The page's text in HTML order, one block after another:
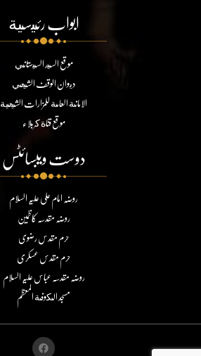
ابواب رئيسية
موقع السيد السيستاني
ديوان الوقف الشيعي
الامانة العامة للمزارات الشيعية
موقع قناة كربلاء
دوست ویبسائٹس
روضہ امام علی علیہ السلام
روضہ مقدسہ کاظمین
حرم مقدس رضوی
حرم مقدس عسکری
روضہ مقدسہ عباس علیہ السلام
مسجد الكوفة المعظم